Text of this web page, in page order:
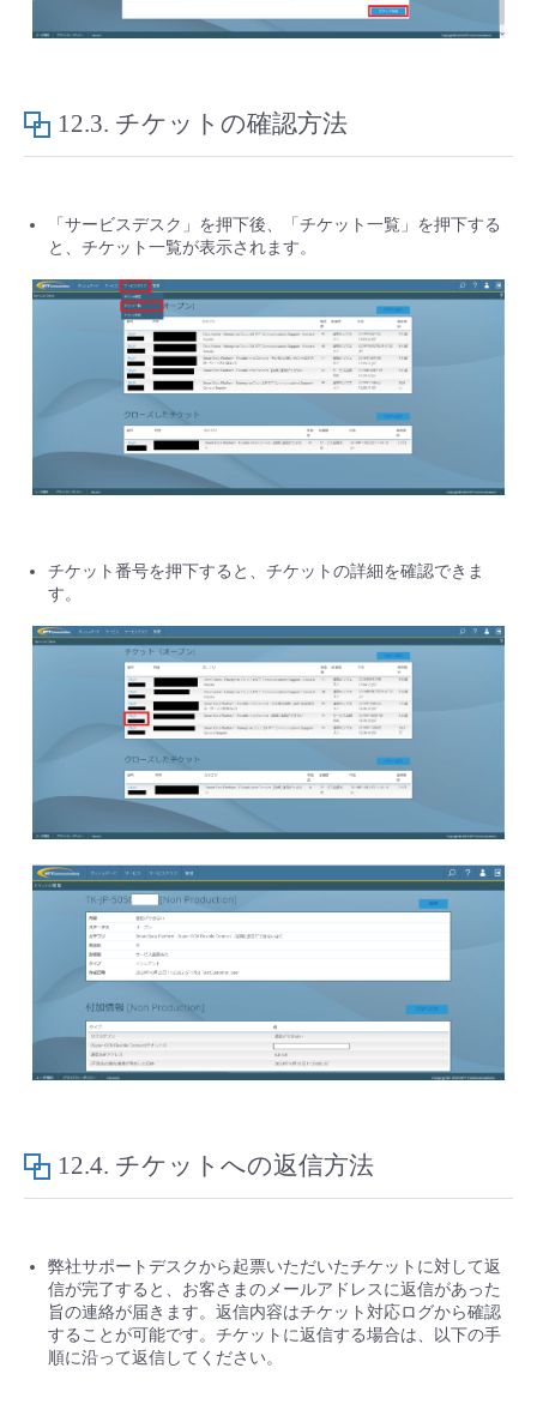
12.3. チケットの確認方法
「サービスデスク」を押下後、「チケット一覧」を押下する
と、チケット一覧が表示されます。
チケット番号を押下すると、チケットの詳細を確認できま
す。
12.4. チケットへの返信方法
弊社サポートデスクから起票いただいたチケットに対して返
信が完了すると、お客さまのメールアドレスに返信があった
旨の連絡が届きます。返信内容はチケット対応ログから確認
することが可能です。チケットに返信する場合は、以下の手
順に沿って返信してください。